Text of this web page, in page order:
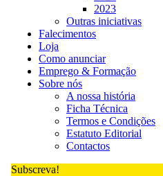
2023
Outras iniciativas
Falecimentos
Loja
Como anunciar
Emprego & Formação
Sobre nós
A nossa história
Ficha Técnica
Termos e Condições
Estatuto Editorial
Contactos
Subscreva!